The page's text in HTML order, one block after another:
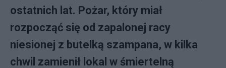
ostatnich lat. Pożar, który miał
rozpocząć się od zapalonej racy
niesionej z butelką szampana, w kilka
chwil zamienił lokal w śmiertelną